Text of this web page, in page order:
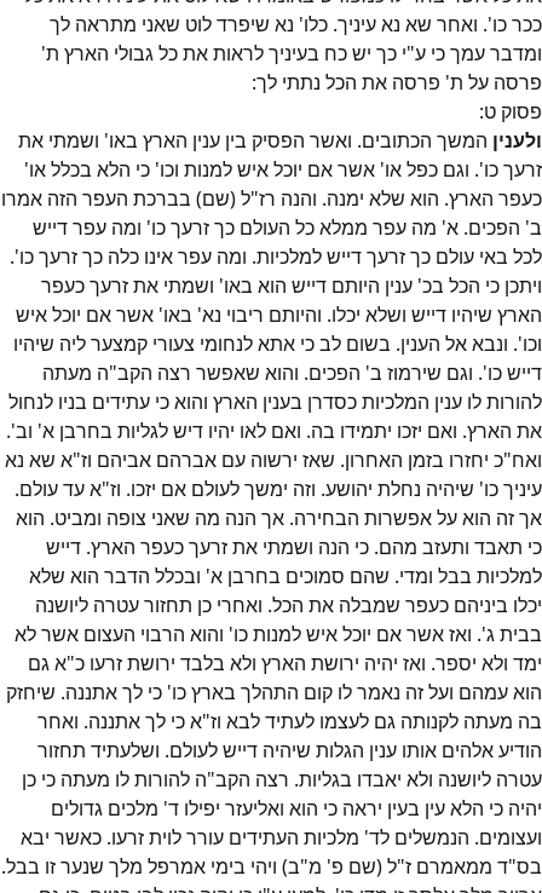
ככר כו'. ואחר שא נא עיניך. כלו' נא שיפרד לוט שאני מתראה לך
ומדבר עמך כי ע"י כך יש כח בעיניך לראות את כל גבולי הארץ ת'
פרסה על ת' פרסה את הכל נתתי לך:
פסוק ט:
ולענין המשך הכתובים. ואשר הפסיק בין ענין הארץ באו' ושמתי את
זרעך כו'. וגם כפל או' אשר אם יוכל איש למנות וכו' כי הלא בכלל או'
כעפר הארץ. הוא שלא ימנה. והנה רז"ל (שם) בברכת העפר הזה אמרו
ב' הפכים. א' מה עפר ממלא כל העולם כך זרעך כו' ומה עפר דייש
לכל באי עולם כך זרעך דייש למלכיות. ומה עפר אינו כלה כך זרעך כו'.
ויתכן כי הכל בכ' ענין היותם דייש הוא באו' ושמתי את זרעך כעפר
הארץ שיהיו דייש ושלא יכלו. והיותם ריבוי נא' באו' אשר אם יוכל איש
וכו'. ונבא אל הענין. בשום לב כי אתא לנחומי צעורי קמצער ליה שיהיו
דייש כו'. וגם שירמוז ב' הפכים. והוא שאפשר רצה הקב"ה מעתה
להורות לו ענין המלכיות כסדרן בענין הארץ והוא כי עתידים בניו לנחול
את הארץ. ואם יזכו יתמידו בה. ואם לאו יהיו דיש לגליות בחרבן א' וב'.
ואח"כ יחזרו בזמן האחרון. שאז ירשוה עם אברהם אביהם וז"א שא נא
עיניך כו' שיהיה נחלת יהושע. וזה ימשך לעולם אם יזכו. וז"א עד עולם.
אך זה הוא על אפשרות הבחירה. אך הנה מה שאני צופה ומביט. הוא
כי תאבד ותעזב מהם. כי הנה ושמתי את זרעך כעפר הארץ. דייש
למלכיות בבל ומדי. שהם סמוכים בחרבן א' ובכלל הדבר הוא שלא
יכלו ביניהם כעפר שמבלה את הכל. ואחרי כן תחזור עטרה ליושנה
בבית ג'. ואז אשר אם יוכל איש למנות כו' והוא הרבוי העצום אשר לא
ימד ולא יספר. ואז יהיה ירושת הארץ ולא בלבד ירושת זרעו כ"א גם
הוא עמהם ועל זה נאמר לו קום התהלך בארץ כו' כי לך אתננה. שיחזק
בה מעתה לקנותה גם לעצמו לעתיד לבא וז"א כי לך אתננה. ואחר
הודיע אלהים אותו ענין הגלות שיהיה דייש לעולם. ושלעתיד תחזור
עטרה ליושנה ולא יאבדו בגליות. רצה הקב"ה להורות לו מעתה כי כן
יהיה כי הלא עין בעין יראה כי הוא ואליעזר יפילו ד' מלכים גדולים
ועצומים. הנמשלים לד' מלכיות העתידים עורר לוית זרעו. כאשר יבא
בס"ד ממאמרם ז"ל (שם פ' מ"ב) ויהי בימי אמרפל מלך שנער זו בבל.